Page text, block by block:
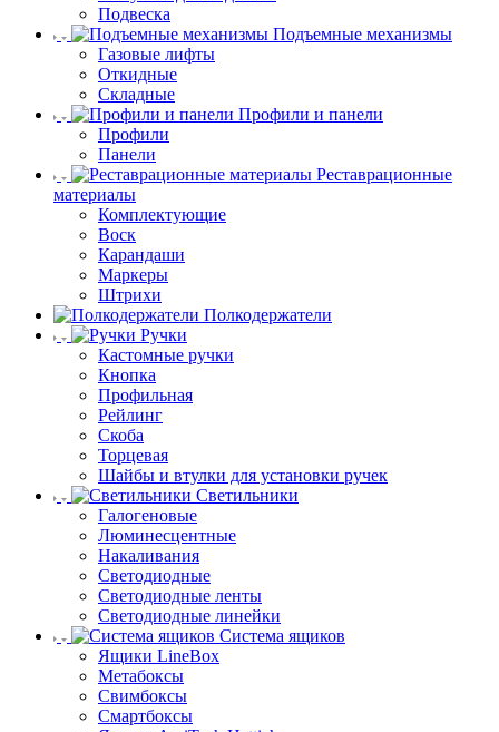
Подвеска
Подъемные механизмы
Газовые лифты
Откидные
Складные
Профили и панели
Профили
Панели
Реставрационные
материалы
Комплектующие
Воск
Карандаши
Маркеры
Штрихи
Полкодержатели
Ручки
Кастомные ручки
Кнопка
Профильная
Рейлинг
Скоба
Торцевая
Шайбы и втулки для установки ручек
Светильники
Галогеновые
Люминесцентные
Накаливания
Светодиодные
Светодиодные ленты
Светодиодные линейки
Система ящиков
Ящики LineBox
Метабоксы
Свимбоксы
Смартбоксы